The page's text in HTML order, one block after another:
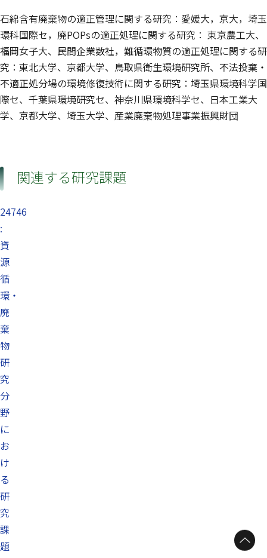
石綿含有廃棄物の適正管理に関する研究：愛媛大，京大，埼玉
環科国際セ，廃POPsの適正処理に関する研究： 東京農工大、
福岡女子大、民間企業数社，難循環物質の適正処理に関する研
究：東北大学、京都大学、鳥取県衛生環境研究所、不法投棄・
不適正処分場の環境修復技術に関する研究：埼玉県環境科学国
際セ、千葉県環境研究セ、神奈川県環境科学セ、日本工業大
学、京都大学、埼玉大学、産業廃棄物処理事業振興財団
関連する研究課題
24746
:
資
源
循
環・
廃
棄
物
研
究
分
野
に
お
け
る
研
究
課
題